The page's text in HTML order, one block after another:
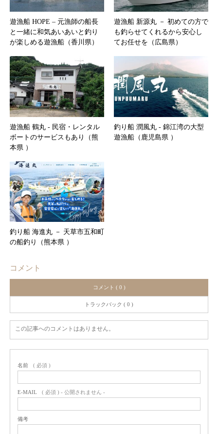
遊漁船 HOPE – 元漁師の船長
と一緒に和気あいあいと釣り
が楽しめる遊漁船（香川県）
遊漁船 新源丸 － 初めての方で
も釣らせてくれるから安心し
てお任せを（広島県）
遊漁船 鶴丸 ‐ 民宿・レンタル
ボートのサービスもあり（熊
本県 ）
釣り船 潤風丸 ‐ 錦江湾の大型
遊漁船（鹿児島県 ）
釣り船 海進丸 － 天草市五和町
の船釣り（熊本県 ）
コメント
コメント ( 0 )
トラックバック ( 0 )
この記事へのコメントはありません。
名前 ( 必須 )
E-MAIL ( 必須 ) - 公開されません -
備考